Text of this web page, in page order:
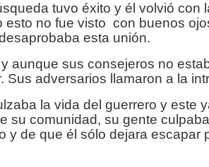
tuvo éxito y él volvió con
esto no fue visto con buenos
esta unión.
aunque sus consejeros no
Sus adversarios llamaron a la
la vida del guerrero y este
su comunidad, su gente
y de que él sólo dejara escapar